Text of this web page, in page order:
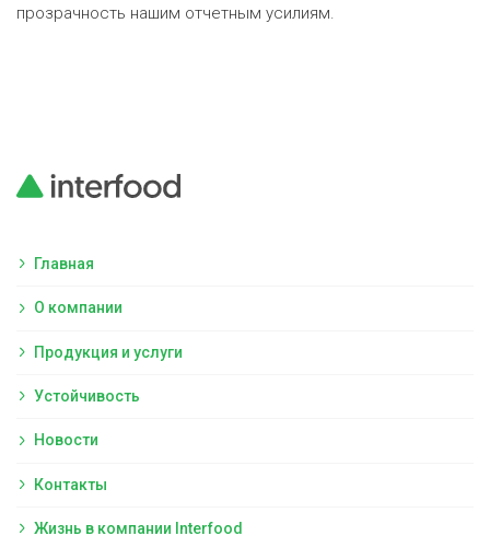
прозрачность нашим отчетным усилиям.
Главная
О компании
Продукция и услуги
Устойчивость
Новости
Контакты
Жизнь в компании Interfood